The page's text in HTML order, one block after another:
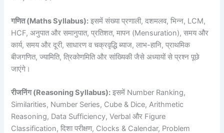
गणित (Maths Syllabus): इसमें संख्या प्रणाली, दशमलव, भिन्न, LCM,
HCF, अनुपात और समानुपात, प्रतिशत, मापन (Mensuration), समय और
कार्य, समय और दूरी, साधारण व चक्रवृद्धि ब्याज, लाभ-हानि, प्राथमिक
बीजगणित, ज्यामिति, त्रिकोणमिति और सांख्यिकी जैसे अध्यायों से प्रश्न पूछे
जाएंगे।
रीजनिंग (Reasoning Syllabus): इसमें Number Ranking,
Similarities, Number Series, Cube & Dice, Arithmetic
Reasoning, Data Sufficiency, Verbal और Figure
Classification, दिशा परीक्षण, Clocks & Calendar, Problem